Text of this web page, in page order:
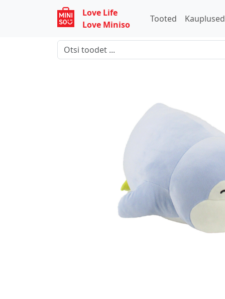
Love Life
Love Miniso
Tooted Kauplused